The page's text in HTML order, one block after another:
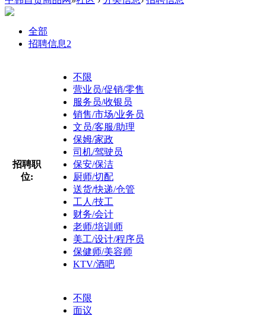
全部
招聘信息2
招聘职
位:
不限
营业员/促销/零售
服务员/收银员
销售/市场/业务员
文员/客服/助理
保姆/家政
司机/驾驶员
保安/保洁
厨师/切配
送货/快递/仓管
工人/技工
财务/会计
老师/培训师
美工/设计/程序员
保健师/美容师
KTV/酒吧
不限
面议